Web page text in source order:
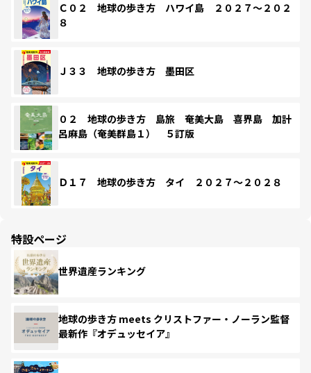
Ｃ０２ 地球の歩き方 ハワイ島 ２０２７～２０２
８
Ｊ３３ 地球の歩き方 墨田区
０２ 地球の歩き方 島旅 奄美大島 喜界島 加計
呂麻島（奄美群島１） ５訂版
Ｄ１７ 地球の歩き方 タイ ２０２７～２０２８
特設ページ
世界遺産ランキング
地球の歩き方 meets クリストファー・ノーラン監督
最新作『オデュッセイア』